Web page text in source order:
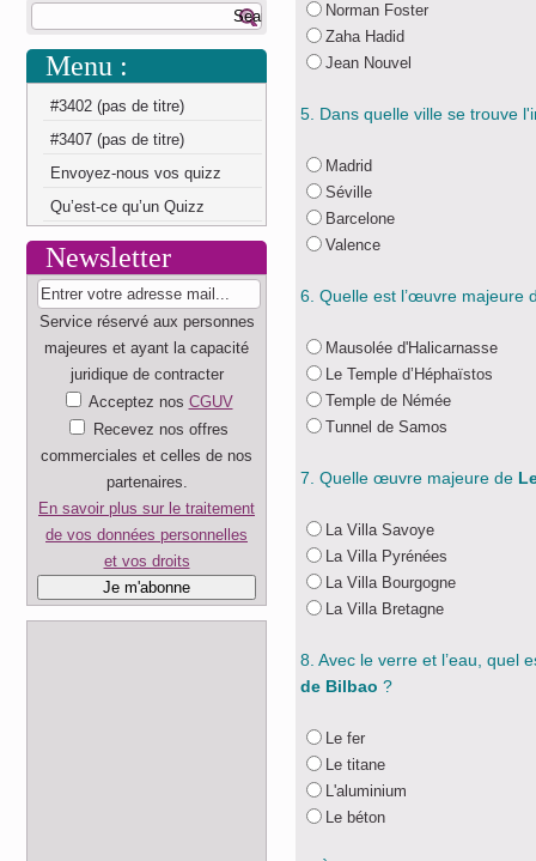
Menu :
#3402 (pas de titre)
#3407 (pas de titre)
Envoyez-nous vos quizz
Qu’est-ce qu’un Quizz
Newsletter
Service réservé aux personnes
majeures et ayant la capacité
juridique de contracter
Acceptez nos CGUV
Recevez nos offres
commerciales et celles de nos
partenaires.
En savoir plus sur le traitement
de vos données personnelles
et vos droits
Norman Foster
Zaha Hadid
Jean Nouvel
5. Dans quelle ville se trouve
Madrid
Séville
Barcelone
Valence
6. Quelle est l’œuvre majeure
Mausolée d'Halicarnasse
Le Temple d’Héphaïstos
Temple de Némée
Tunnel de Samos
7. Quelle œuvre majeure de
La Villa Savoye
La Villa Pyrénées
La Villa Bourgogne
La Villa Bretagne
8. Avec le verre et l’eau, quel
de Bilbao ?
Le fer
Le titane
L'aluminium
Le béton